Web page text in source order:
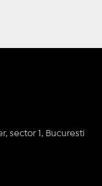
sector 1, Bucuresti